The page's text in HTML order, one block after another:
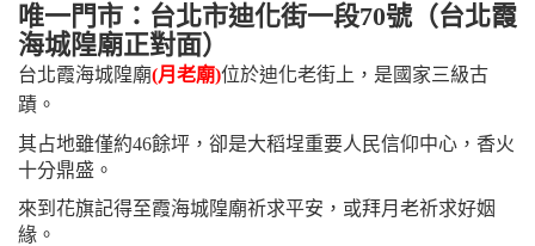
唯一門市：台北市迪化街一段70號（台北霞
海城隍廟正對面）
台北霞海城隍廟(月老廟)位於迪化老街上，是國家三級古
蹟。
其占地雖僅約46餘坪，卻是大稻埕重要人民信仰中心，香火
十分鼎盛。
來到花旗記得至霞海城隍廟祈求平安，或拜月老祈求好姻
緣。